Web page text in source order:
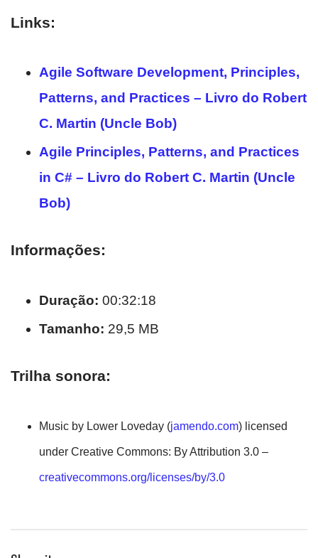
Links:
Agile Software Development, Principles,
Patterns, and Practices – Livro do Robert
C. Martin (Uncle Bob)
Agile Principles, Patterns, and Practices
in C# – Livro do Robert C. Martin (Uncle
Bob)
Informações:
Duração: 00:32:18
Tamanho: 29,5 MB
Trilha sonora:
Music by Lower Loveday (jamendo.com) licensed
under Creative Commons: By Attribution 3.0 –
creativecommons.org/licenses/by/3.0